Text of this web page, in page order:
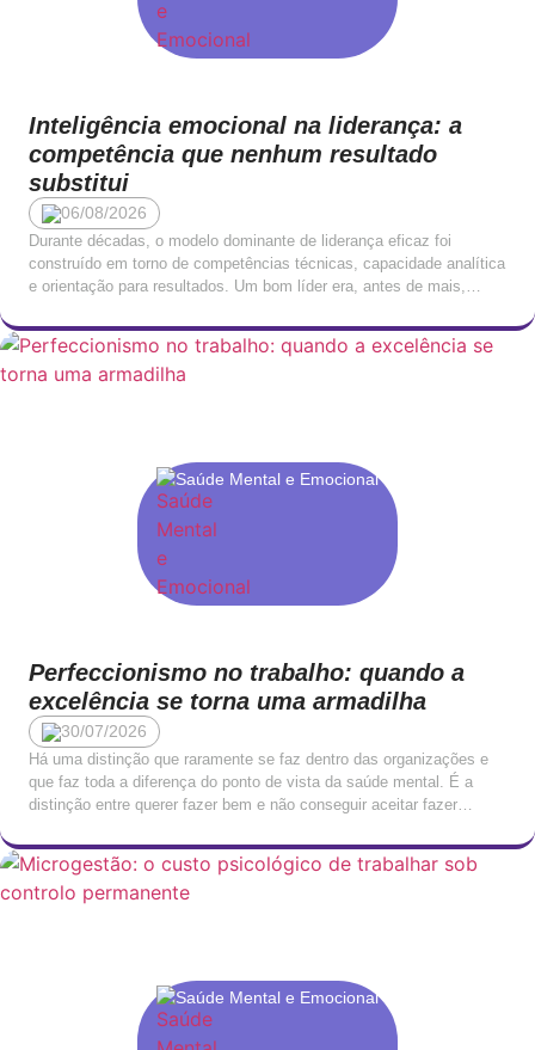
Inteligência emocional na liderança: a
competência que nenhum resultado
substitui
06/08/2026
Durante décadas, o modelo dominante de liderança eficaz foi
construído em torno de competências técnicas, capacidade analítica
e orientação para resultados. Um bom líder era, antes de mais,
entendia os números e que tomava decisões com rapidez e clareza.
Esta visão não […]
Saúde Mental e Emocional
Perfeccionismo no trabalho: quando a
excelência se torna uma armadilha
30/07/2026
Há uma distinção que raramente se faz dentro das organizações e
que faz toda a diferença do ponto de vista da saúde mental. É a
distinção entre querer fazer bem e não conseguir aceitar fazer
profissional. O segundo é uma forma de sofrimento que, […]
Saúde Mental e Emocional